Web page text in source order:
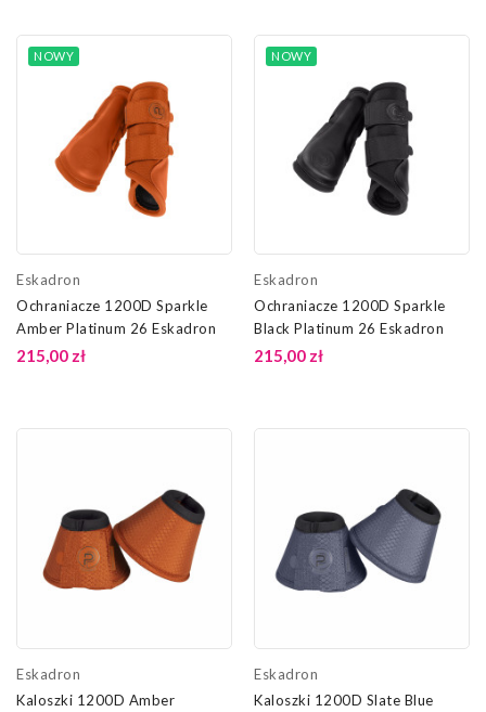
NOWY
Eskadron
Ochraniacze 1200D Sparkle
Amber Platinum 26 Eskadron
215,00 zł
NOWY
Eskadron
Ochraniacze 1200D Sparkle
Black Platinum 26 Eskadron
215,00 zł
Eskadron
Kaloszki 1200D Amber
Eskadron
Kaloszki 1200D Slate Blue